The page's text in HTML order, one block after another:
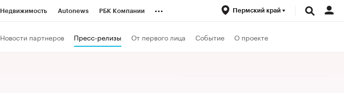
Недвижимость Autonews РБК Компании ... Пермский край
Новости партнеров Пресс-релизы От первого лица Событие О проекте